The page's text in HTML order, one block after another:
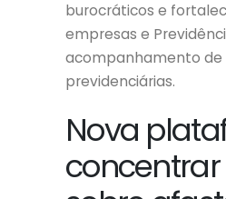
burocráticos e
empresas e
acompanhamento de
previdenciárias.
Nova